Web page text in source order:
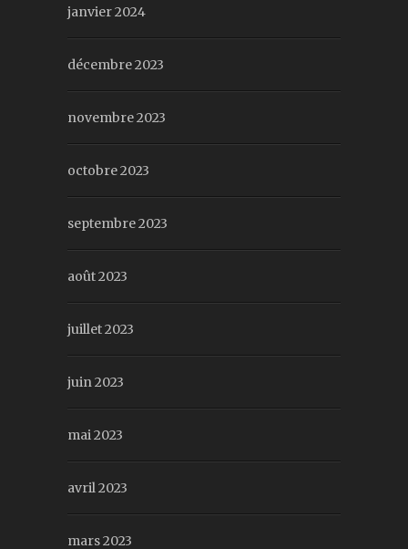
janvier 2024
décembre 2023
novembre 2023
octobre 2023
septembre 2023
août 2023
juillet 2023
juin 2023
mai 2023
avril 2023
mars 2023